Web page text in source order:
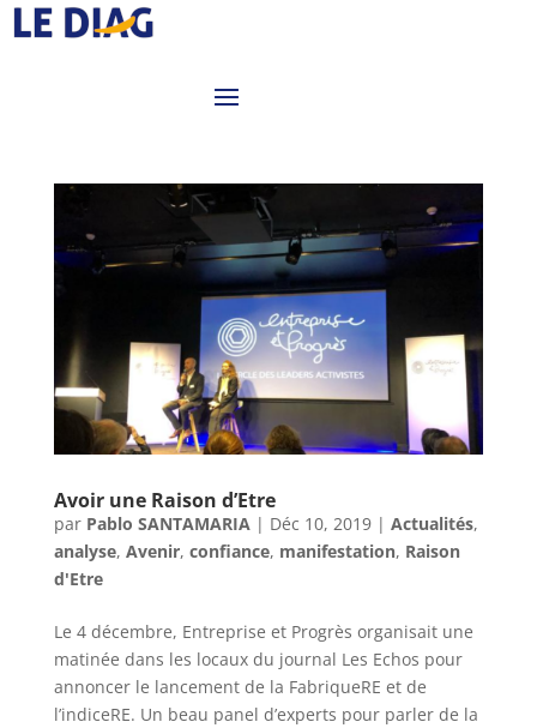
Avoir une Raison d’Etre
par Pablo SANTAMARIA| Déc 10, 2019| Actualités,
analyse, Avenir, confiance, manifestation, Raison
d'Etre
Le 4 décembre, Entreprise et Progrès organisait une
matinée dans les locaux du journal Les Echos pour
annoncer le lancement de la FabriqueRE et de
l’indiceRE. Un beau panel d’experts pour parler de la